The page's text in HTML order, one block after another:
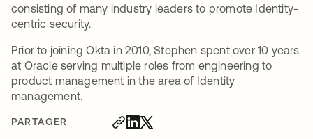
PARTAGER
consisting of many industry leaders to promote Identity-
centric security.
Prior to joining Okta in 2010, Stephen spent over 10 years
at Oracle serving multiple roles from engineering to
product management in the area of Identity
management.